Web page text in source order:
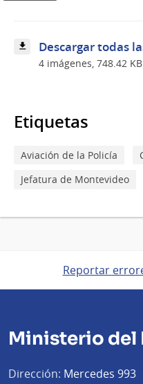
Descargar todas
4 imágenes, 748.42 KB
Etiquetas
Aviación de la Policía
Jefatura de Montevideo
Reportar
Ministerio del
Dirección: Mercedes 993